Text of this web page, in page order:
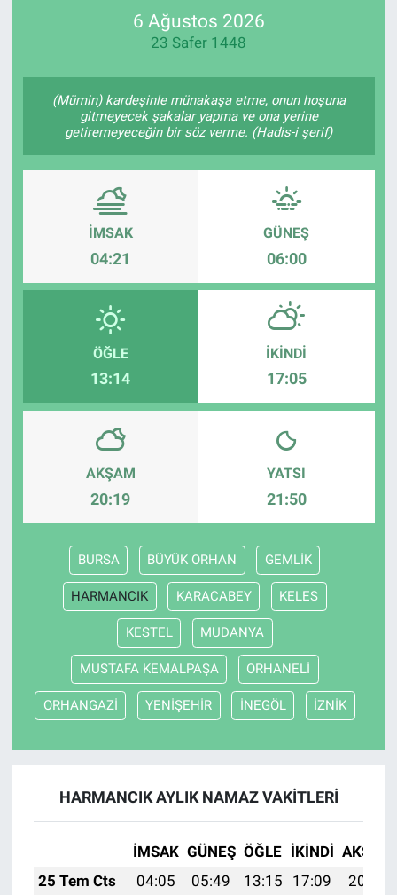
6 Ağustos 2026
23 Safer 1448
(Mümin) kardeşinle münakaşa etme, onun hoşuna
gitmeyecek şakalar yapma ve ona yerine
getiremeyeceğin bir söz verme. (Hadis-i şerif)
İMSAK
04:21
GÜNEŞ
06:00
ÖĞLE
13:14
İKINDI
17:05
AKŞAM
20:19
YATSI
21:50
BURSA BÜYÜK ORHAN GEMLİK
HARMANCIK KARACABEY KELES
KESTEL MUDANYA
MUSTAFA KEMALPAŞA ORHANELİ
ORHANGAZİ YENİŞEHİR İNEGÖL İZNİK
HARMANCIK AYLIK NAMAZ VAKITLERI
İMSAK GÜNEŞ ÖĞLE İKINDI AKŞAM
25 Tem Cts
04:05 05:49 13:15 17:09
20:31
RESMİ İLANLAR